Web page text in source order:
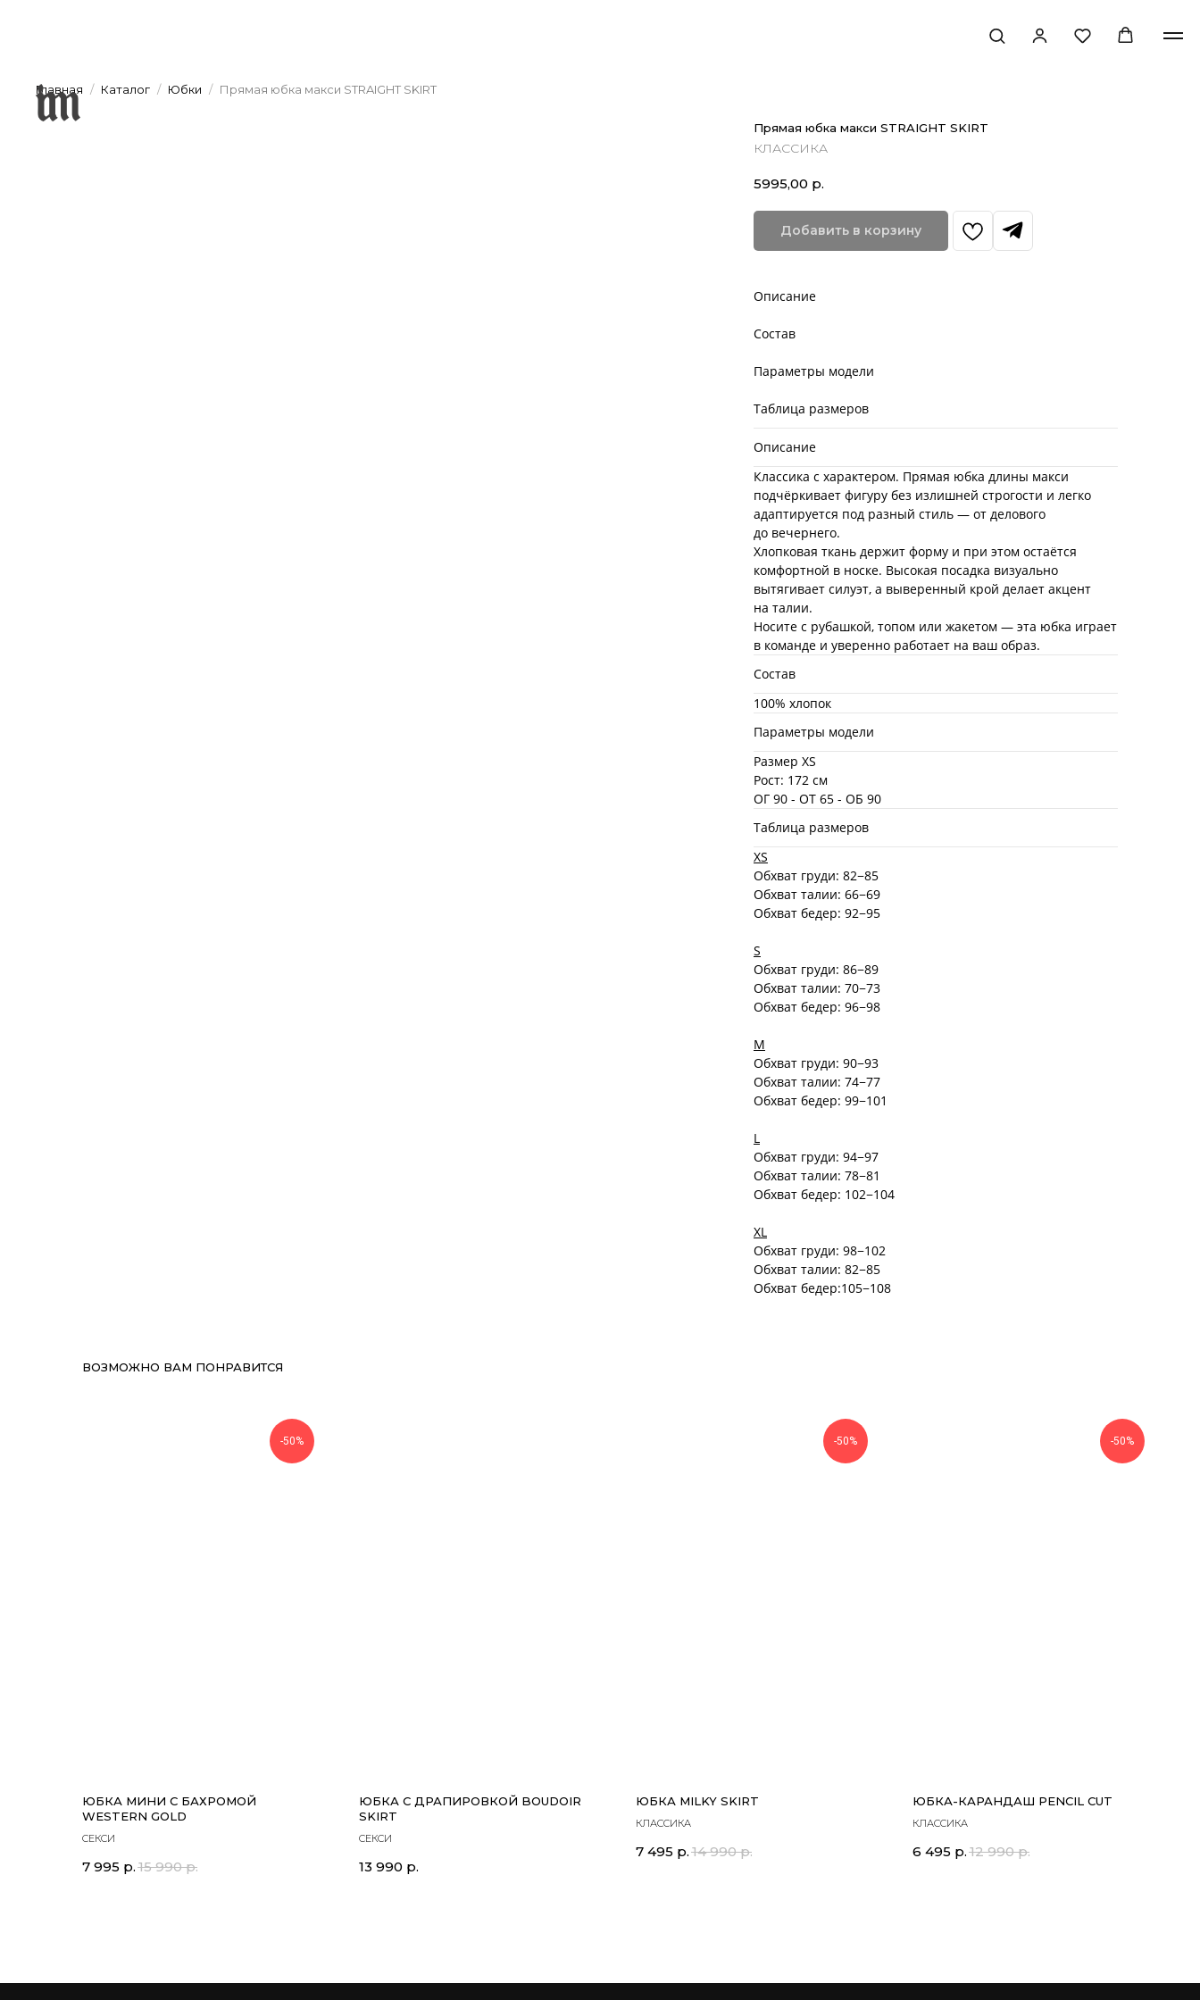
Главная Каталог Юбки Прямая юбка макси STRAIGHT SKIRT
Прямая юбка макси STRAIGHT SKIRT
КЛАССИКА
5995,00 р.
Добавить в корзину
Описание
Состав
Параметры модели
Таблица размеров
Описание
Классика с характером. Прямая юбка длины макси
подчёркивает фигуру без излишней строгости и легко
адаптируется под разный стиль — от делового
до вечернего.
Хлопковая ткань держит форму и при этом остаётся
комфортной в носке. Высокая посадка визуально
вытягивает силуэт, а выверенный крой делает акцент
на талии.
Носите с рубашкой, топом или жакетом — эта юбка играет
в команде и уверенно работает на ваш образ.
Состав
100% хлопок
Параметры модели
Размер XS
Рост: 172 см
ОГ 90 - ОТ 65 - ОБ 90
Таблица размеров
XS
Обхват груди: 82−85
Обхват талии: 66−69
Обхват бедер: 92−95
S
Обхват груди: 86−89
Обхват талии: 70−73
Обхват бедер: 96−98
M
Обхват груди: 90−93
Обхват талии: 74−77
Обхват бедер: 99−101
L
Обхват груди: 94−97
Обхват талии: 78−81
Обхват бедер: 102−104
XL
Обхват груди: 98−102
Обхват талии: 82−85
Обхват бедер:105−108
ВОЗМОЖНО ВАМ ПОНРАВИТСЯ
-50%
ЮБКА МИНИ С БАХРОМОЙ
WESTERN GOLD
СЕКСИ
7 995 р. 15 990 р.
ЮБКА С ДРАПИРОВКОЙ BOUDOIR
SKIRT
СЕКСИ
13 990 р.
-50%
ЮБКА MILKY SKIRT
КЛАССИКА
7 495 р. 14 990 р.
-50%
ЮБКА-КАРАНДАШ PENCIL CUT
КЛАССИКА
6 495 р. 12 990 р.